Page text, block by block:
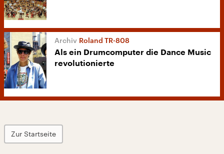
Roland TR-808
Als ein Drumcomputer die Dance Music
revolutionierte
Zur Startseite